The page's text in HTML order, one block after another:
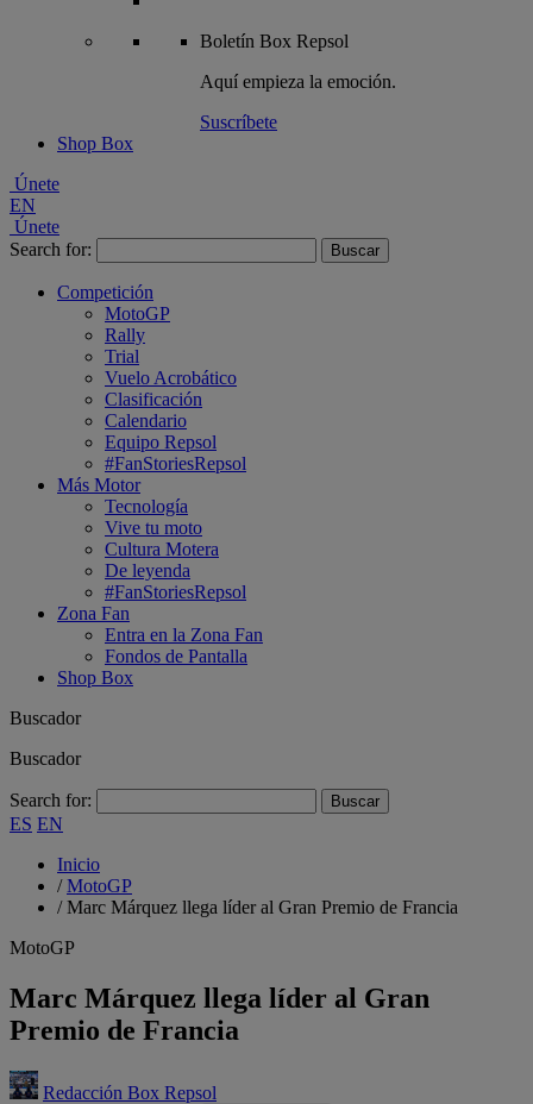
Boletín Box Repsol
Aquí empieza la emoción.
Suscríbete
Shop Box
Únete
EN
Únete
Search for:
Competición
MotoGP
Rally
Trial
Vuelo Acrobático
Clasificación
Calendario
Equipo Repsol
#FanStoriesRepsol
Más Motor
Tecnología
Vive tu moto
Cultura Motera
De leyenda
#FanStoriesRepsol
Zona Fan
Entra en la Zona Fan
Fondos de Pantalla
Shop Box
Buscador
Buscador
Search for:
ES EN
Inicio
/MotoGP
/Marc Márquez llega líder al Gran Premio de Francia
MotoGP
Marc Márquez llega líder al Gran
Premio de Francia
Redacción Box Repsol